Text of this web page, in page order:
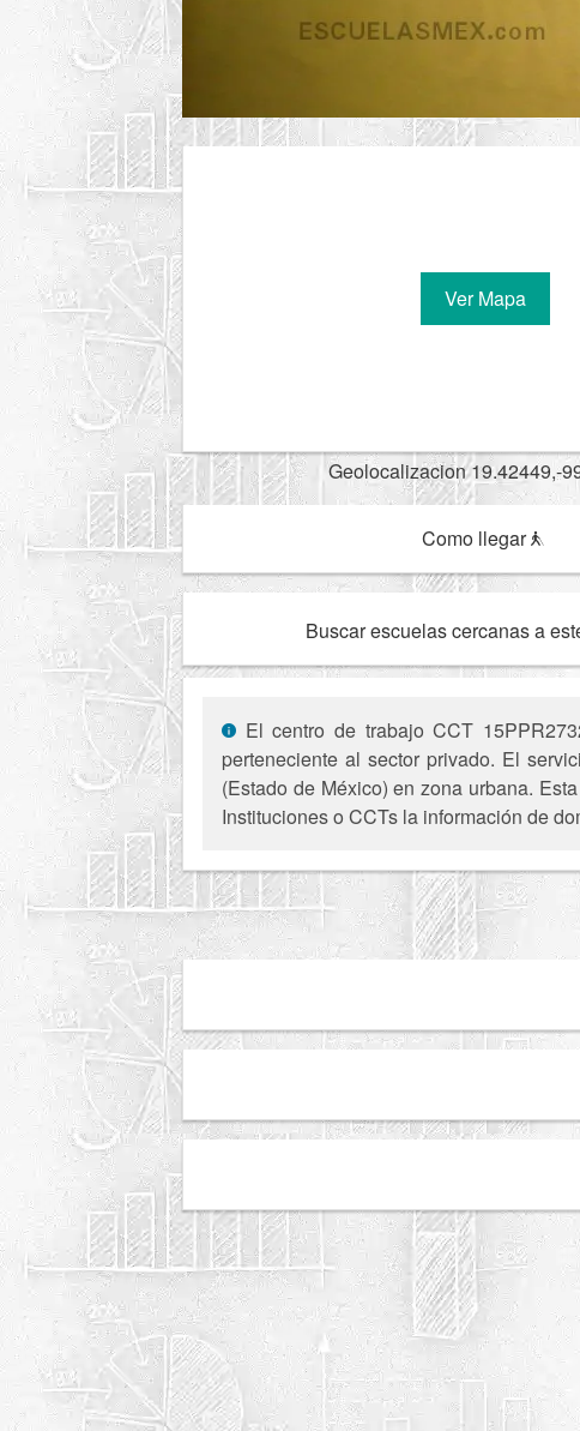
Ver Mapa
Geolocalizacion 19.42449,-
Como llegar
Buscar escuelas cercanas a
El centro de trabajo CCT
perteneciente al sector privado. El
(Estado de México) en zona urbana.
Instituciones o CCTs la información de